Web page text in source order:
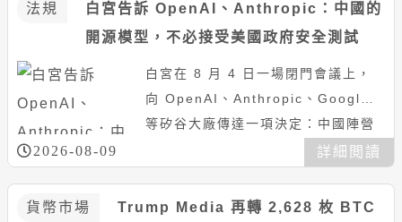
法規
白宮告訴 OpenAI、Anthropic：中國的
開源模型，不必接受美國政府安全測試
白宮在 8 月 4 日一場閉門會議上，
向 OpenAI、Anthropic、Google
等矽谷大廠傳達一項決定：中國陣營
開發的開放權重模型，不必接受美國
2026-08-09 詳細閲讀
貨幣市場
Trump Media 再轉 2,628 枚 BTC